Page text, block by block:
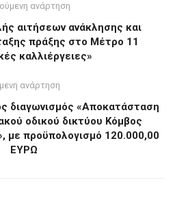
ανάρτηση
αιτήσεων ανάκλησης και
πράξης στο Μέτρο 11
καλλιέργειες»
ανάρτηση
διαγωνισμός «Αποκατάσταση
οδικού δικτύου Κόμβος
με προϋπολογισμό 120.000,00
ΕΥΡΩ